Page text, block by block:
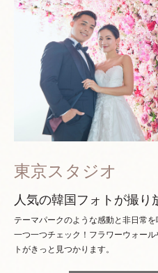
東京スタジオ
人気の韓国フォトが撮り
テーマパークのような感動と非日常
一つ一つチェック！ フラワーウォー
トがきっと見つかります。